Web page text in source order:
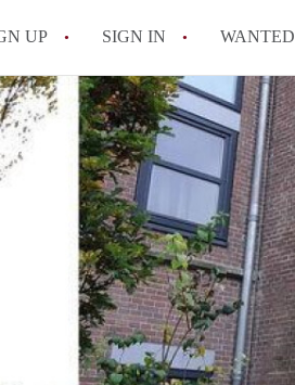
UP SIGN IN WANTED